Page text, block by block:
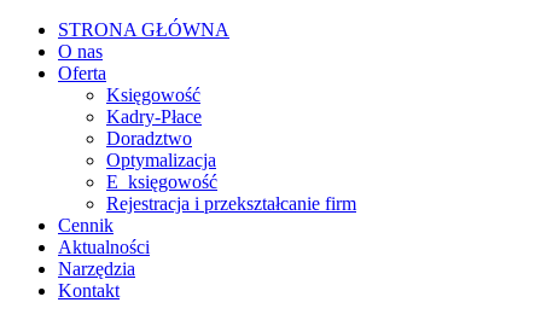
STRONA GŁÓWNA
O nas
Oferta
Księgowość
Kadry-Płace
Doradztwo
Optymalizacja
E_księgowość
Rejestracja i przekształcanie firm
Cennik
Aktualności
Narzędzia
Kontakt